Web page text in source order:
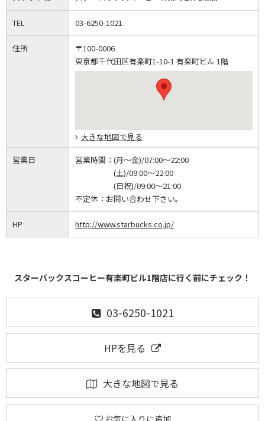
TEL 03-6250-1021
住所
〒100-0006
東京都千代田区有楽町1-10-1 有楽町ビル 1階
大きな地図で見る
営業日 営業時間： (月～金)/07:00～22:00
(土)/09:00～22:00
(日祝)/09:00～21:00
不定休： お問い合わせ下さい。
HP http://www.starbucks.co.jp/
スターバックスコーヒー有楽町ビル1階店に行く前にチェック！
03-6250-1021
HPを見る
大きな地図で見る